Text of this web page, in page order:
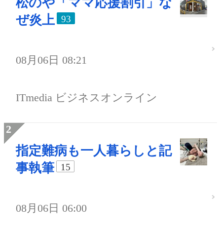
ぜ炎上
93
08月06日 08:21
ITmedia ビジネスオンライン
指定難病も一人暮らしと記
事執筆
15
08月06日 06:00